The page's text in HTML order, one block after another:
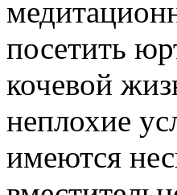
посетить
кочевой
неплохие
имеются